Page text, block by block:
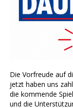
Die Vorfreude auf
jetzt haben uns
die kommende
und die